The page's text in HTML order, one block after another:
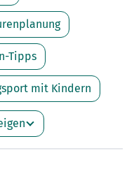
Tipps
mit Kindern